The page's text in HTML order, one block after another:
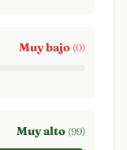
Muy bajo (0)
Muy alto (99)